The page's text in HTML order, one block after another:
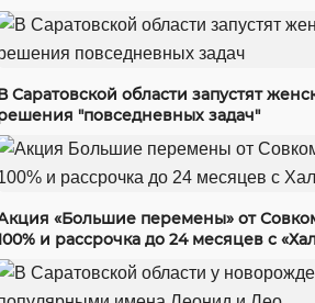
Саратовской области запустят
"повседневных задач"
«Большие перемены» от
и рассрочка до 24 месяцев с